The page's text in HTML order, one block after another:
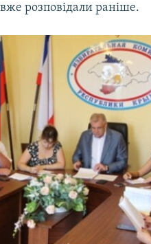
розповідали раніше.